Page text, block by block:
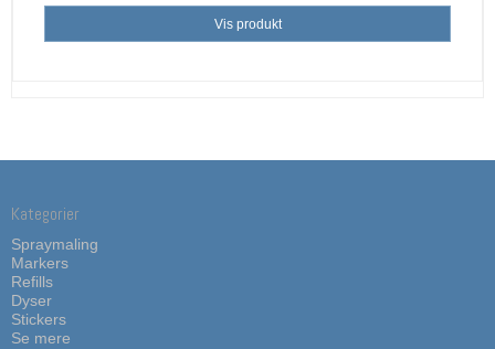
Vis produkt
Kategorier
Spraymaling
Markers
Refills
Dyser
Stickers
Se mere